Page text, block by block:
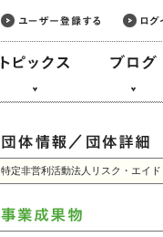
特定非営利活動法人リスク・エイド